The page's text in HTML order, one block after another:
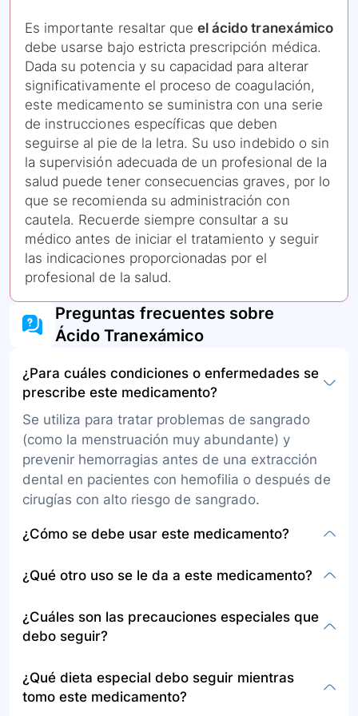
Es importante resaltar queel ácido tranexámico
debe usarse bajo estricta prescripción médica.
Dada su potencia y su capacidad para alterar
significativamente el proceso de coagulación,
este medicamento se suministra con una serie
de instrucciones específicas que deben
seguirse al pie de la letra. Su uso indebido o sin
la supervisión adecuada de un profesional de la
salud puede tener consecuencias graves, por lo
que se recomienda su administración con
cautela. Recuerde siempre consultar a su
médico antes de iniciar el tratamiento y seguir
las indicaciones proporcionadas por el
profesional de la salud.
Preguntas frecuentes sobre
Ácido Tranexámico
¿Para cuáles condiciones o enfermedades se
prescribe este medicamento?
Se utiliza para tratar problemas de sangrado
(como la menstruación muy abundante) y
prevenir hemorragias antes de una extracción
dental en pacientes con hemofilia o después de
cirugías con alto riesgo de sangrado.
¿Cómo se debe usar este medicamento?
solución (líquido) para administrar por vía
oral. La dosis exacta y la frecuencia serán
indicadas por su médico. Las tabletas se deben
día por un máximo de 5 días durante la
menstruación.
¿Qué otro uso se le da a este medicamento?
se emplea en la prevención de hemorragias en
diversas cirugías.
¿Cuáles son las precauciones especiales que
debo seguir?
médico sobre posibles alergias al ácido
tranexámico, enfermedades previas, embarazo
¿Qué dieta especial debo seguir mientras
tomo este medicamento?